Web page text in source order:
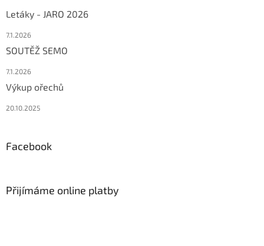
Letáky - JARO 2026
7.1.2026
SOUTĚŽ SEMO
7.1.2026
Výkup ořechů
20.10.2025
Facebook
Přijímáme online platby